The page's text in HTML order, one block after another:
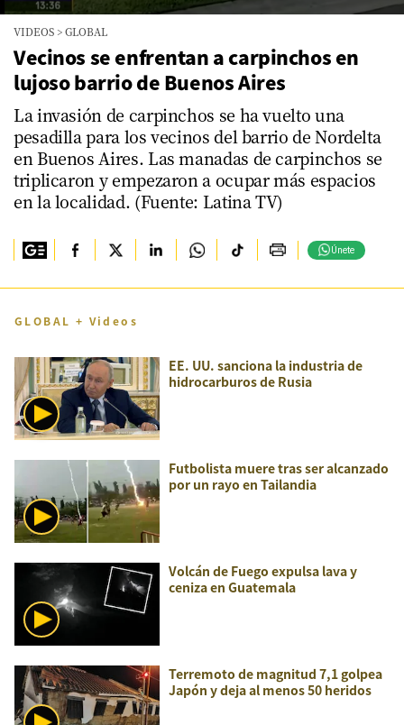
seconds
minutes,
12
seconds
VIDEOS >GLOBAL
Vecinos se enfrentan a carpinchos en
lujoso barrio de Buenos Aires
La invasión de carpinchos se ha vuelto una
pesadilla para los vecinos del barrio de Nordelta
en Buenos Aires. Las manadas de carpinchos se
triplicaron y empezaron a ocupar más espacios
en la localidad. (Fuente: Latina TV)
Únete
GLOBAL + Videos
EE. UU. sanciona la industria de
hidrocarburos de Rusia
Futbolista muere tras ser alcanzado
por un rayo en Tailandia
Volcán de Fuego expulsa lava y
ceniza en Guatemala
Terremoto de magnitud 7,1 golpea
Japón y deja al menos 50 heridos